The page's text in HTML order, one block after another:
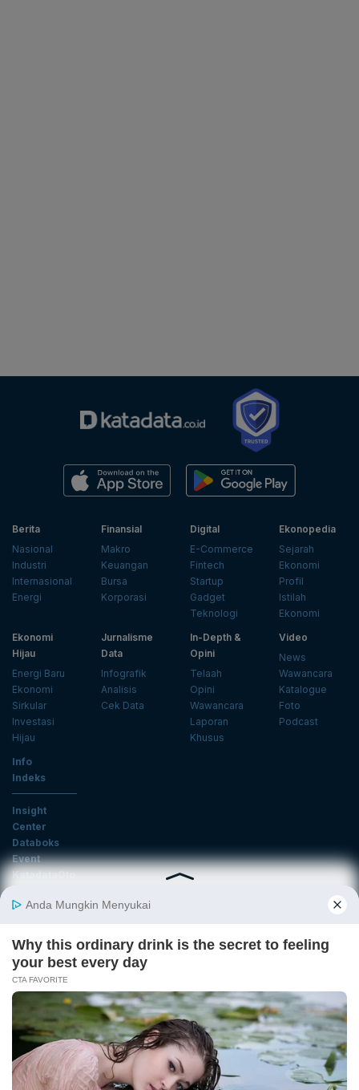
Berita
Nasional
Industri
Internasional
Energi
Finansial
Makro
Keuangan
Bursa
Korporasi
Digital
E-Commerce
Fintech
Startup
Gadget
Teknologi
Ekonopedia
Sejarah
Ekonomi
Profil
Istilah
Ekonomi
Ekonomi
Hijau
Energi Baru
Ekonomi
Sirkular
Investasi
Hijau
Jurnalisme
Data
Infografik
Analisis
Cek Data
In-Depth &
Opini
Telaah
Opini
Wawancara
Laporan
Khusus
Video
News
Wawancara
Katalogue
Foto
Podcast
Info
Indeks
Insight
Center
Databoks
Event
KatadataOto
Email
Daftar
Tentang Katadata Advertising Karier
Pedoman Media Siber
Kebijakan Privasi
Disclaimer
Hubungi Kami